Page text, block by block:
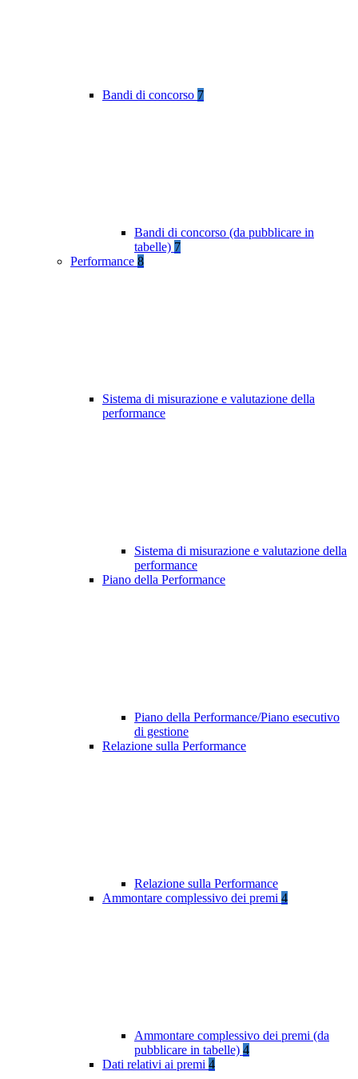
Bandi di concorso 7
Bandi di concorso (da pubblicare in
tabelle) 7
Performance 8
Sistema di misurazione e valutazione della
performance
Sistema di misurazione e valutazione della
performance
Piano della Performance
Piano della Performance/Piano esecutivo
di gestione
Relazione sulla Performance
Relazione sulla Performance
Ammontare complessivo dei premi 4
Ammontare complessivo dei premi (da
pubblicare in tabelle) 4
Dati relativi ai premi 4